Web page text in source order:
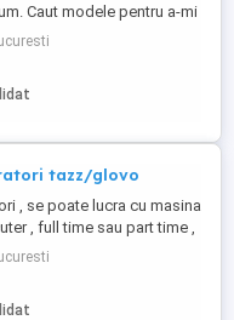
Caut modele pentru a-mi
și portofoliul. Execut:
Cut Tunsori clasice Mă
clientului în
Lucrez cu
tazz/glovo
, se poate lucra cu masina
, full time sau part time ,
si cu masina firmei